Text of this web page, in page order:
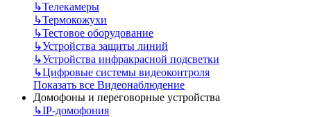
↳Телекамеры
↳Термокожухи
↳Тестовое оборудование
↳Устройства защиты линий
↳Устройства инфракрасной подсветки
↳Цифровые системы видеоконтроля
Показать все Видеонаблюдение
Домофоны и переговорные устройства
↳IP-домофония